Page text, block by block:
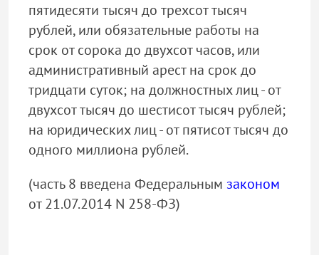
пятидесяти тысяч до трехсот тысяч
рублей, или обязательные работы на
срок от сорока до двухсот часов, или
административный арест на срок до
тридцати суток; на должностных лиц - от
двухсот тысяч до шестисот тысяч рублей;
на юридических лиц - от пятисот тысяч до
одного миллиона рублей.
(часть 8 введена Федеральным законом
от 21.07.2014 N 258-ФЗ)